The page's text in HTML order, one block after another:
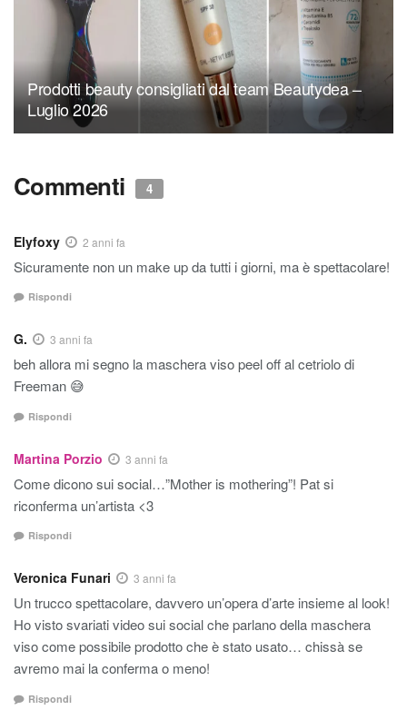
Prodotti beauty consigliati dal team Beautydea –
Luglio 2026
Commenti 4
Elyfoxy 2 anni fa
Sicuramente non un make up da tutti i giorni, ma è spettacolare!
Rispondi
G. 3 anni fa
beh allora mi segno la maschera viso peel off al cetriolo di
Freeman 😅
Rispondi
Martina Porzio 3 anni fa
Come dicono sui social…”Mother is mothering”! Pat si
riconferma un’artista <3
Rispondi
Veronica Funari 3 anni fa
Un trucco spettacolare, davvero un’opera d’arte insieme al look!
Ho visto svariati video sui social che parlano della maschera
viso come possibile prodotto che è stato usato… chissà se
avremo mai la conferma o meno!
Rispondi